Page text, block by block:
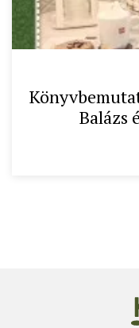
Balázs